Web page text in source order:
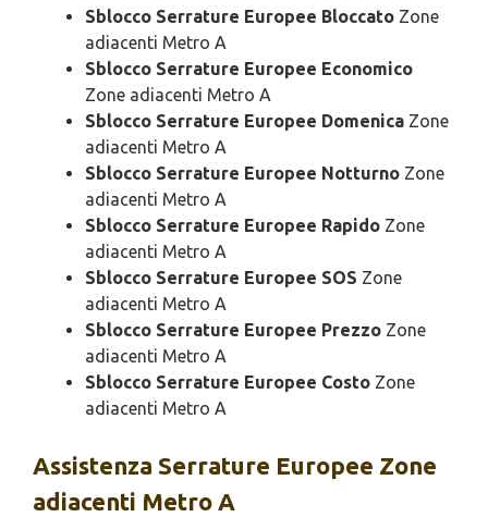
Sblocco Serrature Europee Bloccato Zone
adiacenti Metro A
Sblocco Serrature Europee Economico
Zone adiacenti Metro A
Sblocco Serrature Europee Domenica Zone
adiacenti Metro A
Sblocco Serrature Europee Notturno Zone
adiacenti Metro A
Sblocco Serrature Europee Rapido Zone
adiacenti Metro A
Sblocco Serrature Europee SOS Zone
adiacenti Metro A
Sblocco Serrature Europee Prezzo Zone
adiacenti Metro A
Sblocco Serrature Europee Costo Zone
adiacenti Metro A
Assistenza Serrature Europee Zone
adiacenti Metro A